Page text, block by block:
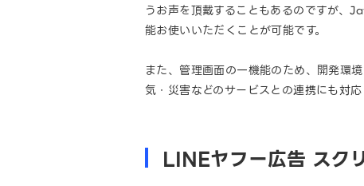
うお声を頂戴することもあるのですが、
能お使いいただくことが可能です。
また、管理画面の一機能のため、開発環
気・災害などのサービスとの連携にも対応
LINEヤフー広告 スク